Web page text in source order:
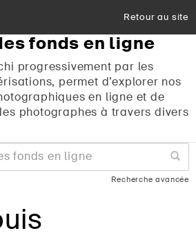
Retour au site
fonds en ligne
progressivement par les
permet d’explorer nos
en ligne et de
photographes à travers divers
Recherche avancée